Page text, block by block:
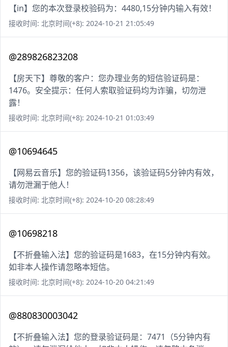
【in】您的本次登录校验码为：4480,15分钟内输入有效！
接收时间: 北京时间(+8): 2024-10-21 21:05:49
@289826823208
【房天下】尊敬的客户：您办理业务的短信验证码是：
1476。安全提示：任何人索取验证码均为诈骗，切勿泄
露！
接收时间: 北京时间(+8): 2024-10-21 01:03:49
@10694645
【网易云音乐】您的验证码1356，该验证码5分钟内有效，
请勿泄漏于他人！
接收时间: 北京时间(+8): 2024-10-20 08:28:49
@10698218
【不折叠输入法】您的验证码是1683，在15分钟内有效。
如非本人操作请忽略本短信。
接收时间: 北京时间(+8): 2024-10-20 04:21:49
@880830003042
【不折叠输入法】您的登录验证码是：7471（5分钟内有